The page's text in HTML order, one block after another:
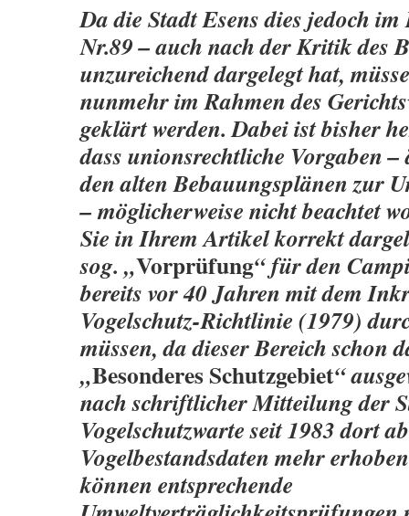
Da die Stadt Esens dies jedoch
Nr.89 – auch nach der Kritik des
unzureichend dargelegt hat,
nunmehr im Rahmen des
geklärt werden. Dabei ist bisher
dass unionsrechtliche Vorgaben
den alten Bebauungsplänen zur
– möglicherweise nicht beachtet
Sie in Ihrem Artikel korrekt
sog. „Vorprüfung“ für den
bereits vor 40 Jahren mit dem
Vogelschutz-Richtlinie (1979)
müssen, da dieser Bereich schon
„Besonderes Schutzgebiet“
nach schriftlicher Mitteilung der
Vogelschutzwarte seit 1983 dort
Vogelbestandsdaten mehr
können entsprechende